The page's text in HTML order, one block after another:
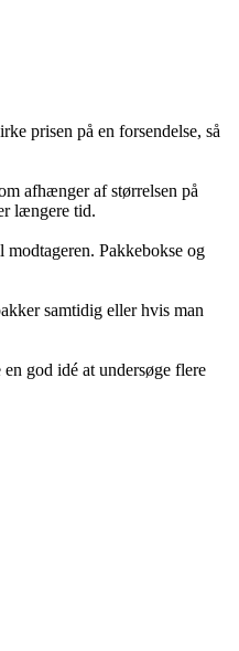
prisen på en forsendelse, så
afhænger af størrelsen på
længere tid.
Pakkebokse og
samtidig eller hvis man
god idé at undersøge flere